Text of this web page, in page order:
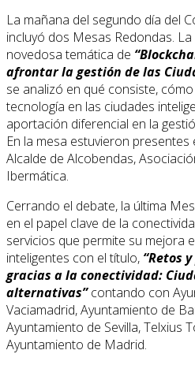
La mañana del segundo día del
incluyó dos Mesas Redondas.
novedosa temática de
afrontar la gestión de las
se analizó en qué consiste,
tecnología en las ciudades
aportación diferencial en la
En la mesa estuvieron presentes
Alcalde de Alcobendas,
Ibermática.
Cerrando el debate, la última
en el papel clave de la
servicios que permite su mejora
inteligentes con el título, “Retos
gracias a la conectividad:
alternativas”contando con
Vaciamadrid, Ayuntamiento de
Ayuntamiento de Sevilla, Telxius
Ayuntamiento de Madrid.